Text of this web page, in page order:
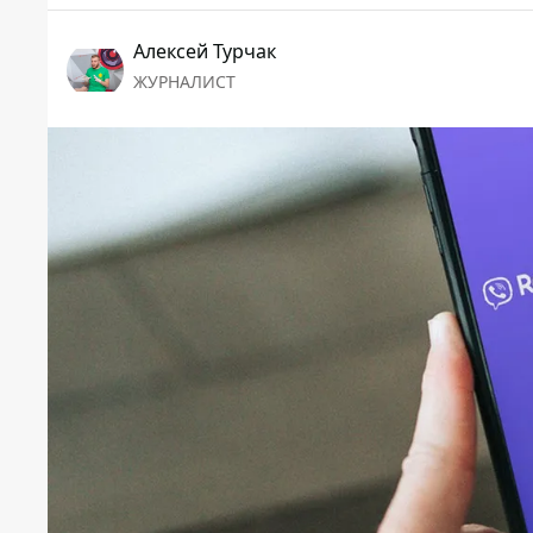
Алексей Турчак
ЖУРНАЛИСТ